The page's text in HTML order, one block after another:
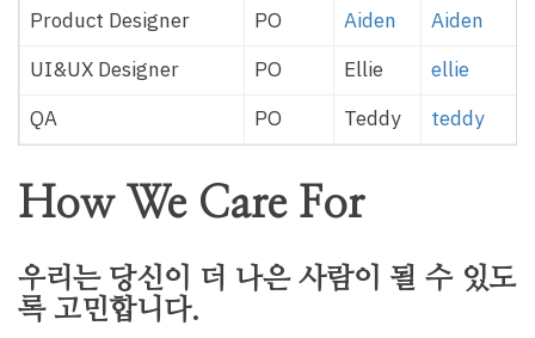
Product Designer
PO Aiden
Aiden
UI&UX Designer
PO Ellie
ellie
QA
PO Teddy teddy
How We Care For
우리는 당신이 더 나은 사람이 될 수 있도
록 고민합니다.